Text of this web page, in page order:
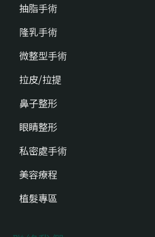
抽脂手術
隆乳手術
微整型手術
拉皮/拉提
鼻子整形
眼睛整形
私密處手術
美容療程
植髮專區